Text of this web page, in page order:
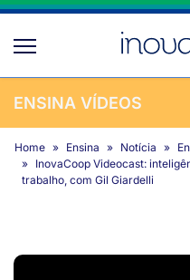
ENSINA VÍDEOS
Home Ensina Notícia
InovaCoop Videocast:
trabalho, com Gil Giardelli